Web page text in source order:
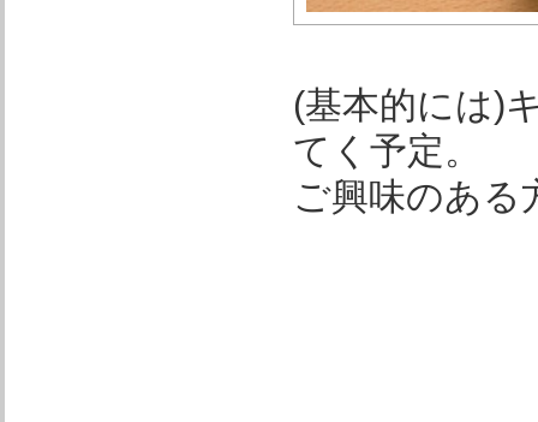
(基本的には)
てく予定。
ご興味のある